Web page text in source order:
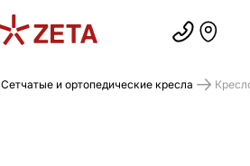
Сетчатые и ортопедические кресла